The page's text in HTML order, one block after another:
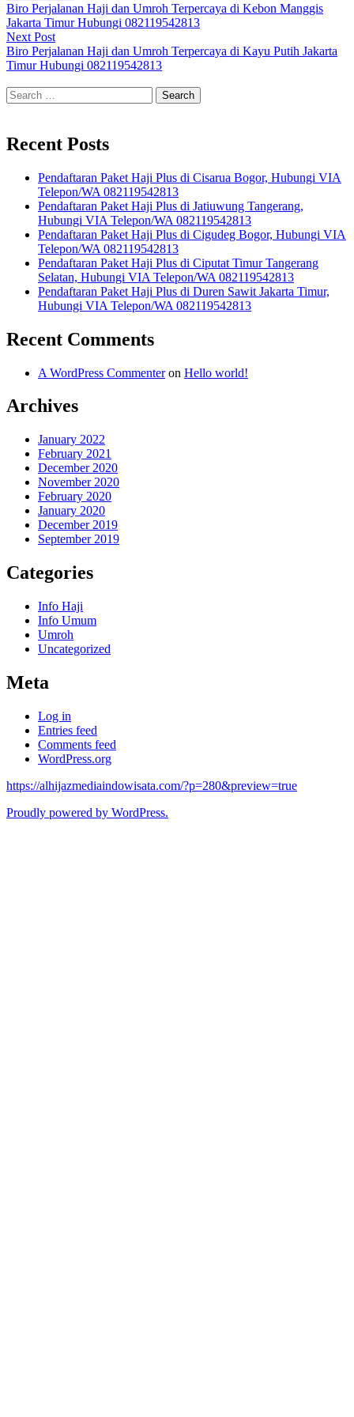
navigation
post:
Biro Perjalanan Haji dan Umroh Terpercaya di Kebon Manggis
Jakarta Timur Hubungi 082119542813
Next PostNext
post:
Biro Perjalanan Haji dan Umroh Terpercaya di Kayu Putih Jakarta
Timur Hubungi 082119542813
Search
for:
Recent Posts
Pendaftaran Paket Haji Plus di Cisarua Bogor, Hubungi VIA
Telepon/WA 082119542813
Pendaftaran Paket Haji Plus di Jatiuwung Tangerang,
Hubungi VIA Telepon/WA 082119542813
Pendaftaran Paket Haji Plus di Cigudeg Bogor, Hubungi VIA
Telepon/WA 082119542813
Pendaftaran Paket Haji Plus di Ciputat Timur Tangerang
Selatan, Hubungi VIA Telepon/WA 082119542813
Pendaftaran Paket Haji Plus di Duren Sawit Jakarta Timur,
Hubungi VIA Telepon/WA 082119542813
Recent Comments
A WordPress Commenteron Hello world!
Archives
January 2022
February 2021
December 2020
November 2020
February 2020
January 2020
December 2019
September 2019
Categories
Info Haji
Info Umum
Umroh
Uncategorized
Meta
Log in
Entries feed
Comments feed
WordPress.org
https://alhijazmediaindowisata.com/?p=280&preview=true
Proudly powered by WordPress.